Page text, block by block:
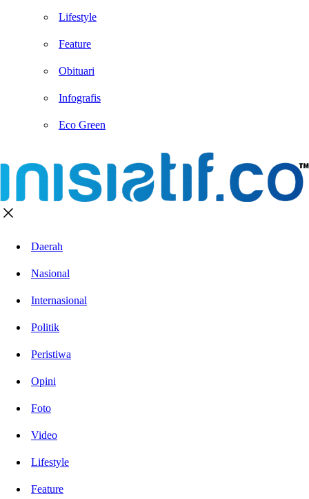
Lifestyle
Feature
Obituari
Infografis
Eco Green
Daerah
Nasional
Internasional
Politik
Peristiwa
Opini
Foto
Video
Lifestyle
Feature